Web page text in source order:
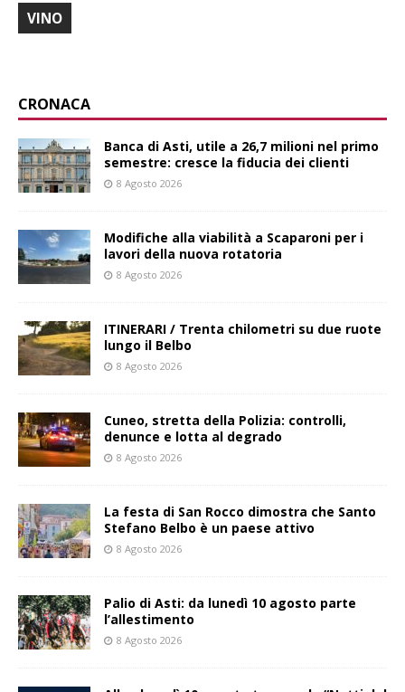
VINO
CRONACA
Banca di Asti, utile a 26,7 milioni nel primo
semestre: cresce la fiducia dei clienti
8 Agosto 2026
Modifiche alla viabilità a Scaparoni per i
lavori della nuova rotatoria
8 Agosto 2026
ITINERARI / Trenta chilometri su due ruote
lungo il Belbo
8 Agosto 2026
Cuneo, stretta della Polizia: controlli,
denunce e lotta al degrado
8 Agosto 2026
La festa di San Rocco dimostra che Santo
Stefano Belbo è un paese attivo
8 Agosto 2026
Palio di Asti: da lunedì 10 agosto parte
l’allestimento
8 Agosto 2026